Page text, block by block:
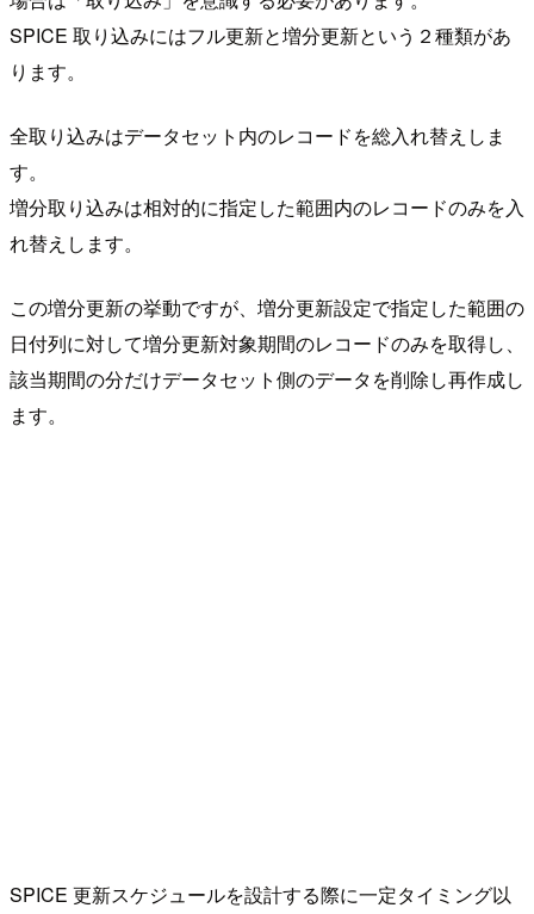
SPICE 取り込みにはフル更新と増分更新という２種類があ
ります。
全取り込みはデータセット内のレコードを総入れ替えしま
す。
増分取り込みは相対的に指定した範囲内のレコードのみを入
れ替えします。
この増分更新の挙動ですが、増分更新設定で指定した範囲の
日付列に対して増分更新対象期間のレコードのみを取得し、
該当期間の分だけデータセット側のデータを削除し再作成し
ます。
SPICE 更新スケジュールを設計する際に一定タイミング以